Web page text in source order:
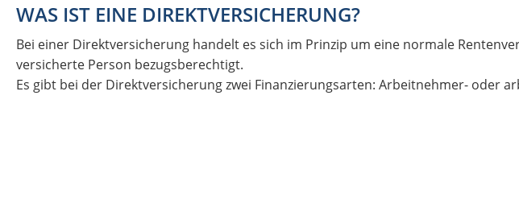
WAS IST EINE DIREKTVERSICHERUNG?
Bei einer Direktversicherung handelt es sich im Prinzip um eine normale
versicherte Person bezugsberechtigt.
Es gibt bei der Direktversicherung zwei Finanzierungsarten: Arbeitnehmer- oder